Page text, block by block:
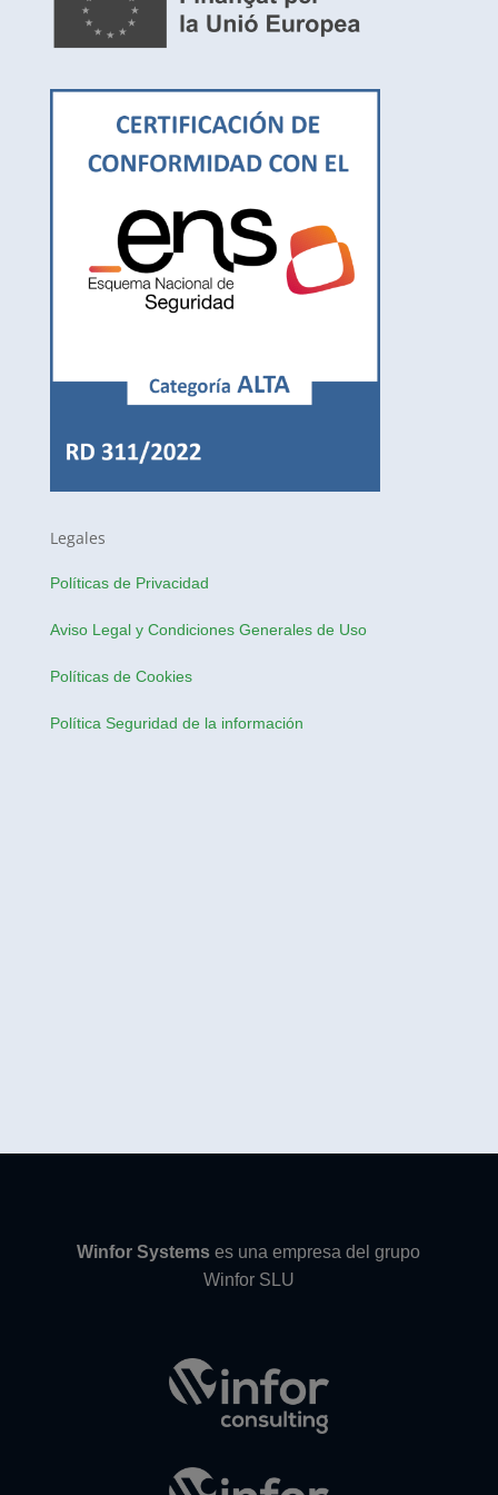
Legales
Políticas de Privacidad
Aviso Legal y Condiciones Generales de Uso
Políticas de Cookies
Política Seguridad de la información
Winfor Systems es una empresa del grupo
Winfor SLU